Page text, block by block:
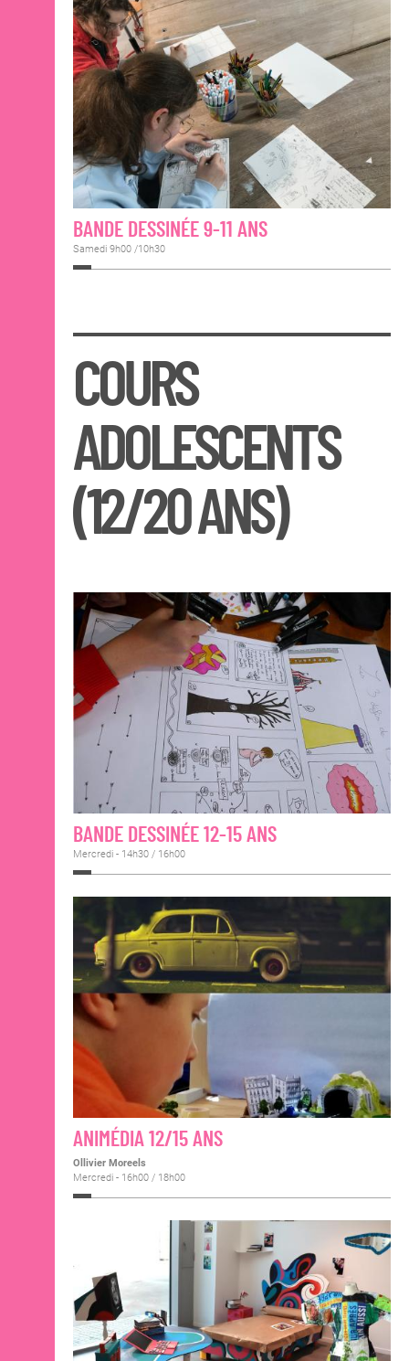
BANDE DESSINÉE 9-11 ANS
Samedi 9h00 /10h30
COURS
ADOLESCENTS
(12/20 ANS)
BANDE DESSINÉE 12-15 ANS
Mercredi - 14h30 / 16h00
ANIMÉDIA 12/15 ANS
Ollivier Moreels
Mercredi - 16h00 / 18h00